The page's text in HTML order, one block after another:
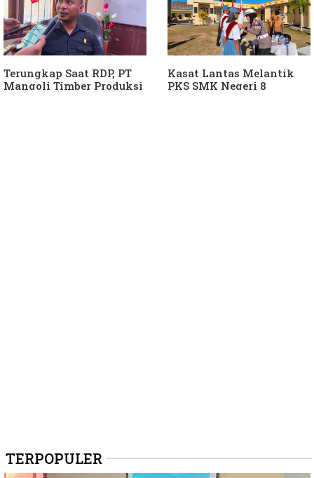
Terungkap Saat RDP, PT
Mangoli Timber Produksi
Kasat Lantas Melantik
PKS SMK Negeri 8
TERPOPULER